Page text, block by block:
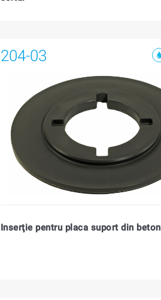
204-03
Inserţie pentru placa suport din beton